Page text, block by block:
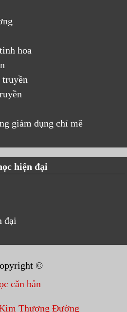
hoa
truyền
giám dụng chỉ mê
hiện đại
đại
©
căn bản
Thương Đường